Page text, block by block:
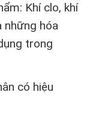
Khí clo, khí
những hóa
trong
có hiệu